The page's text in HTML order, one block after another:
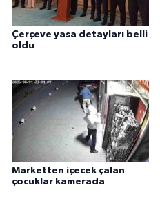
Çerçeve yasa detayları belli
oldu
Marketten içecek çalan
çocuklar kamerada